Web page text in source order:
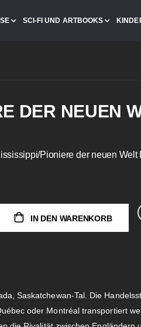
SCI-FI UND ARTBOOKS
DER NEUEN
Pioniere der neuen Welt
IN DEN WARENKORB
Saskatchewan-Tal. Die
oder Montréal transportiert